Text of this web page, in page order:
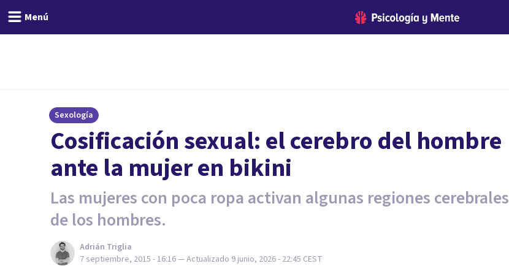
Menú
Sexología
​Cosificación sexual: el cerebro del hombre
ante la mujer en bikini
Las mujeres con poca ropa activan algunas regiones cerebrales
de los hombres.
Adrián Triglia
7 septiembre, 2015 - 16:16— Actualizado 9 junio, 2026 - 22:45 CEST